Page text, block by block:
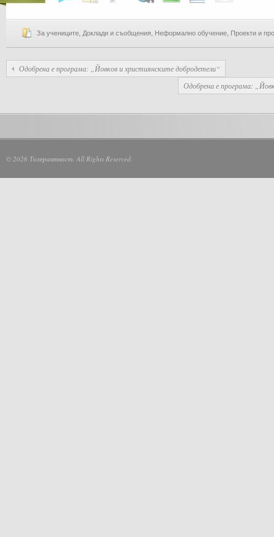
За учениците Доклади и съобщения Неформално обучение Проекти и
Одобрена е програма: „Йовков и християнските добродетели“
Одобрена е програма:
© 2026 Толерантност. All Rights Reserved.